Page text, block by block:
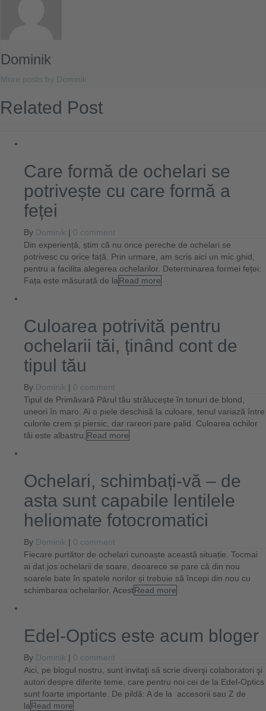
Dominik
More posts by Dominik
Related Post
Care formă de ochelari se
potrivește cu care formă a
feței
By Dominik | 0 comment
Din experiență, știm că nu orice pereche de ochelari se
potrivesc cu orice față. Prin urmare, am scris aici un mic ghid,
pentru a facilita alegerea ochelarilor. Determinarea formei feței:
Fața este măsurată de laRead more
Culoarea potrivită pentru
ochelarii tăi, ținând cont de
tipul tău
By Dominik | 0 comment
Tipul de Primăvară Părul tău strălucește în tonuri de blond,
uneori în maro. Ai o piele deschisă la culoare, tenul variază între
culorile crem și piersic, dar rareori pare palid. Culoarea ochilor
tăi este albastru, Read more
Ochelari, schimbați-vă – de
asta sunt capabile lentilele
heliomate fotocromatici
By Dominik | 0 comment
Fiecare purtător de ochelari cunoaște această situație. Tocmai
ai dat jos ochelarii de soare, deoarece se pare că din nou
soarele bate în spatele norilor și trebuie să începi din nou cu
schimbarea ochelarilor. AcestRead more
Edel-Optics este acum bloger
By Dominik | 0 comment
Aici, pe blogul nostru, sunt invitaţi să scrie diverşi colaboratori şi
autori despre diferite teme, care pentru noi cei de la Edel-Optics
sunt foarte importante. De pildă: A de la accesorii sau Z de
laRead more